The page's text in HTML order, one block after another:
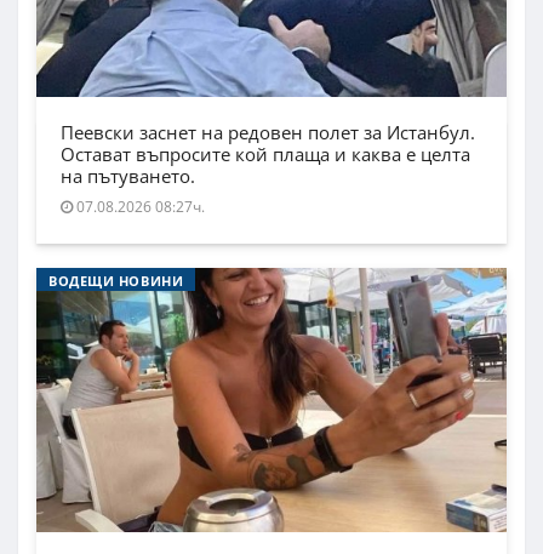
Пеевски заснет на редовен полет за Истанбул.
Остават въпросите кой плаща и каква е целта
на пътуването.
07.08.2026 08:27ч.
ВОДЕЩИ НОВИНИ